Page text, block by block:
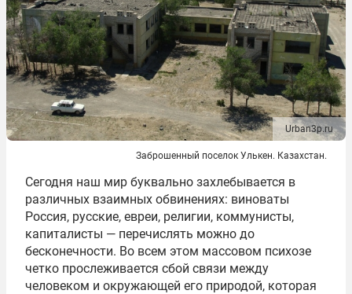
Urban3p.ru
Заброшенный поселок Улькен. Казахстан.
Сегодня наш мир буквально захлебывается в
различных взаимных обвинениях: виноваты
Россия, русские, евреи, религии, коммунисты,
капиталисты — перечислять можно до
бесконечности. Во всем этом массовом психозе
четко прослеживается сбой связи между
человеком и окружающей его природой, которая